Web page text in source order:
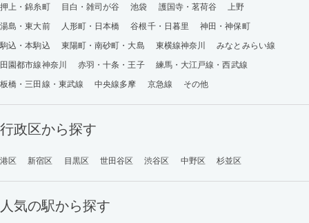
押上・錦糸町
目白・雑司が谷 池袋 護国寺・茗荷谷
上野
湯島・東大前
人形町・日本橋 谷根千・日暮里
神田・神保町
駒込・本駒込
東陽町・南砂町・大島 東横線神奈川
みなとみらい線
田園都市線神奈川
赤羽・十条・王子
練馬・大江戸線・西武線
板橋・三田線・東武線
中央線多摩 京急線 その他
行政区から探す
港区 新宿区 目黒区 世田谷区 渋谷区 中野区 杉並区
人気の駅から探す